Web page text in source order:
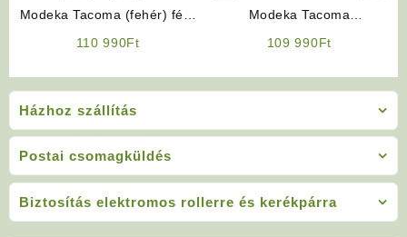
Házhoz szállítás
Postai csomagküldés
Biztosítás elektromos rollerre és kerékpárra
Modeka Tacoma (fehér) férfi
110 990Ft
Modeka Tacoma
109 990Ft